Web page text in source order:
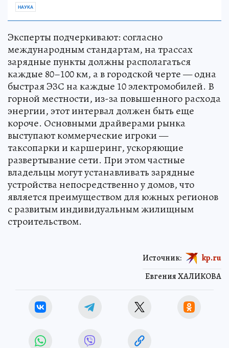
НАУКА
Эксперты подчеркивают: согласно
международным стандартам, на трассах
зарядные пункты должны располагаться
каждые 80–100 км, а в городской черте — одна
быстрая ЭЗС на каждые 10 электромобилей. В
горной местности, из-за повышенного расхода
энергии, этот интервал должен быть еще
короче. Основными драйверами рынка
выступают коммерческие игроки —
таксопарки и каршеринг, ускоряющие
развертывание сети. При этом частные
владельцы могут устанавливать зарядные
устройства непосредственно у домов, что
является преимуществом для южных регионов
с развитым индивидуальным жилищным
строительством.
Евгения ХАЛИКОВА
Источник: kp.ru